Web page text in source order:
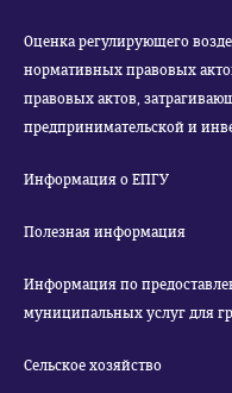
Оценка регулирующего
нормативных правовых
правовых актов,
предпринимательской и
Информация о ЕПГУ
Полезная информация
Информация по
муниципальных услуг для
Сельское хозяйство